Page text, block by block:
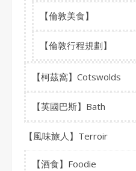
【倫敦美食】
【倫敦行程規劃】
【柯茲窩】Cotswolds
【英國巴斯】Bath
【風味旅人】Terroir
【酒食】Foodie